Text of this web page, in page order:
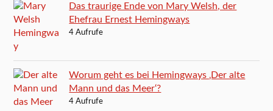
Das traurige Ende von Mary Welsh, der
Ehefrau Ernest Hemingways
4 Aufrufe
Worum geht es bei Hemingways ‚Der alte
Mann und das Meer‘?
4 Aufrufe